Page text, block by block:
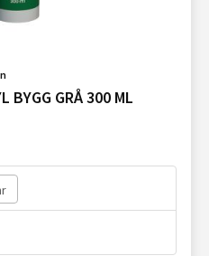
BYGG GRÅ 300 ML